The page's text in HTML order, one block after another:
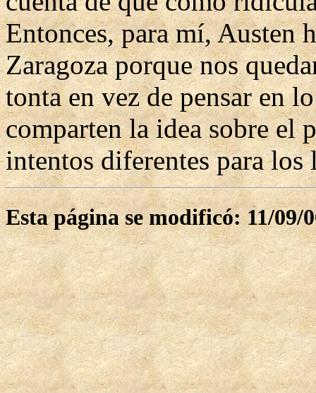
Entonces, para mí, Austen
Zaragoza porque nos
tonta en vez de pensar en
comparten la idea sobre el
intentos diferentes para los
Esta página se modificó: 11/09/